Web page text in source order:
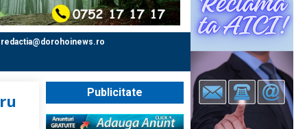
redactia@dorohoinews.ro
Publicitate